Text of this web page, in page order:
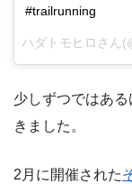
#trailrunning
ハダトモヒロさん
少しずつではあ
きました。
2月に開催された